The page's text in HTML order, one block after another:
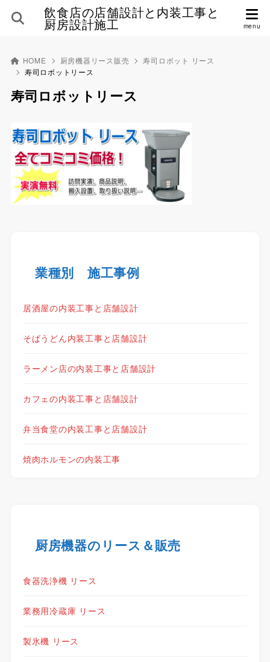
飲食店の店舗設計と内装工事と
厨房設計施工
HOME 厨房機器リース販売
寿司ロボット リース
寿司ロボットリース
寿司ロボットリース
業種別 施工事例
居酒屋の内装工事と店舗設計
そばうどん内装工事と店舗設計
ラーメン店の内装工事と店舗設計
カフェの内装工事と店舗設計
弁当食堂の内装工事と店舗設計
焼肉ホルモンの内装工事
厨房機器のリース＆販売
食器洗浄機 リース
業務用冷蔵庫 リース
製氷機 リース